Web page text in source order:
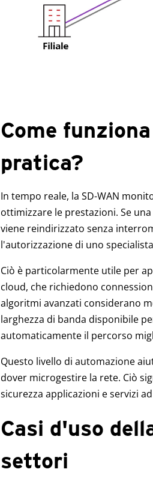
Come
pratica?
In tempo reale, la SD-WAN
ottimizzare le prestazioni. Se
viene reindirizzato senza
l'autorizzazione di uno
Ciò è particolarmente utile per
cloud, che richiedono
algoritmi avanzati considerano
larghezza di banda disponibile
automaticamente il percorso
Questo livello di automazione
dover microgestire la rete. Ciò
sicurezza applicazioni e servizi
Casi d'uso
settori